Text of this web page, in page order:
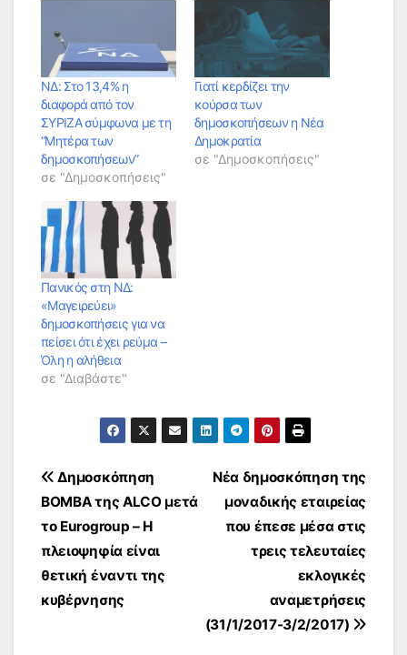
ΝΔ: Στο 13,4% η
διαφορά από τον
ΣΥΡΙΖΑ σύμφωνα με τη
“Μητέρα των
δημοσκοπήσεων”
σε "Δημοσκοπήσεις"
Γιατί κερδίζει την
κούρσα των
δημοσκοπήσεων η Νέα
Δημοκρατία
σε "Δημοσκοπήσεις"
Πανικός στη ΝΔ:
«Μαγειρεύει»
δημοσκοπήσεις για να
πείσει ότι έχει ρεύμα –
Όλη η αλήθεια
σε "Διαβάστε"
Πλοήγηση
άρθρων
Νέα δημοσκόπηση της
μοναδικής εταιρείας
που έπεσε μέσα στις
τρεις τελευταίες
εκλογικές
αναμετρήσεις
(31/1/2017-3/2/2017)
Δημοσκόπηση
ΒΟΜΒΑ της ALCO μετά
το Eurogroup – Η
πλειοψηφία είναι
θετική έναντι της
κυβέρνησης